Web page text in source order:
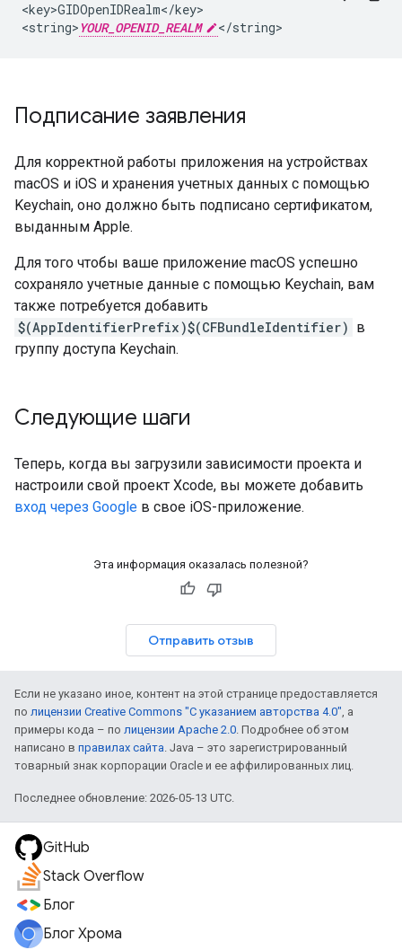
<key>GIDOpenIDRealm</key>
<string> YOUR_OPENID_REALM </string>
Подписание заявления
Для корректной работы приложения на устройствах
macOS и iOS и хранения учетных данных с помощью
Keychain, оно должно быть подписано сертификатом,
выданным Apple.
Для того чтобы ваше приложение macOS успешно
сохраняло учетные данные с помощью Keychain, вам
также потребуется добавить
$(AppIdentifierPrefix)$(CFBundleIdentifier) ​​в
группу доступа Keychain.
Следующие шаги
Теперь, когда вы загрузили зависимости проекта и
настроили свой проект Xcode, вы можете добавить
вход через Google в свое iOS-приложение.
Эта информация оказалась полезной?
Отправить отзыв
Если не указано иное, контент на этой странице предоставляется
по лицензии Creative Commons "С указанием авторства 4.0", а
примеры кода – по лицензии Apache 2.0. Подробнее об этом
написано в правилах сайта. Java – это зарегистрированный
товарный знак корпорации Oracle и ее аффилированных лиц.
Последнее обновление: 2026-05-13 UTC.
GitHub
Stack Overflow
Блог
Блог Хрома